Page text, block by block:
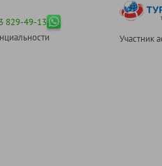
829-49-13
Участник